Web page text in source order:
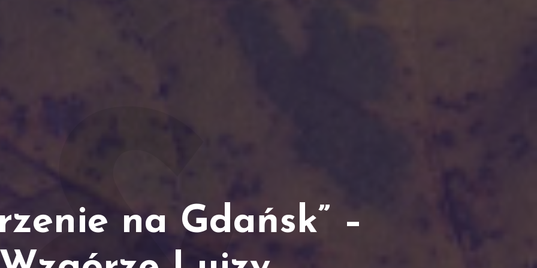
na Gdańsk” –